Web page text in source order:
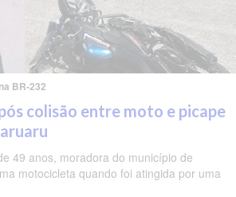
BR-232
colisão entre moto e picape
49 anos, moradora do município de
motocicleta quando foi atingida por uma